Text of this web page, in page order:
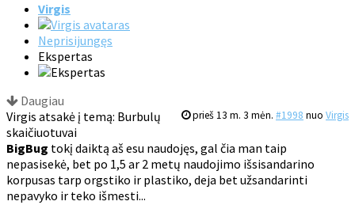
Virgis
Neprisijungęs
Ekspertas
Daugiau
prieš 13 m. 3 mėn. #1998 nuo Virgis
Virgis atsakė į temą: Burbulų
skaičiuotuvai
BigBug tokį daiktą aš esu naudojęs, gal čia man taip
nepasisekė, bet po 1,5 ar 2 metų naudojimo išsisandarino
korpusas tarp orgstiko ir plastiko, deja bet užsandarinti
nepavyko ir teko išmesti...